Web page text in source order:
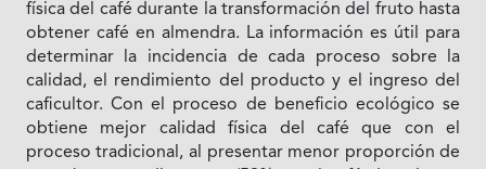
física del café durante la transformación del fruto hasta
obtener café en almendra. La información es útil para
determinar la incidencia de cada proceso sobre la
calidad, el rendimiento del producto y el ingreso del
caficultor. Con el proceso de beneficio ecológico se
obtiene mejor calidad física del café que con el
proceso tradicional, al presentar menor proporción de